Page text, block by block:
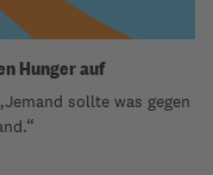
Hunger auf
sollte was gegen